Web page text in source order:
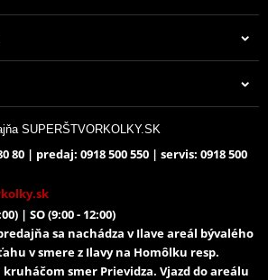
SUPERŠTVORKOLKY.SK
80 | predaj: 0918 500 550 | servis: 0918 500
| SO (9:00 - 12:00)
sa nachádza v Ilave areál bývalého
v smere z Ilavy na Homôlku resp.
kruháčom smer Prievidza. Vjazd do areálu